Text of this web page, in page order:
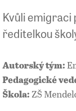
Kvůli emigraci
ředitelkou
Autorský tým:
Pedagogické
Škola: ZŠ